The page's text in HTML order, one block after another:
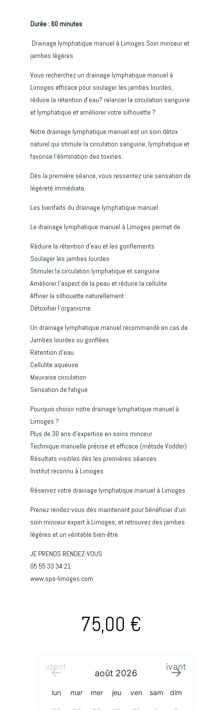
Durée : 60 minutes
Drainage lymphatique manuel à Limoges Soin minceur et
jambes légères
Vous recherchez un drainage lymphatique manuel à
Limoges efficace pour soulager les jambes lourdes,
réduire la rétention d’eau? relancer la circulation sanguine
et lymphatique et améliorer votre silhouette ?
Notre drainage lymphatique manuel est un soin détox
naturel qui stimule la circulation sanguine, lymphatique et
favorise l’élimination des toxines.
Dès la première séance, vous ressentez une sensation de
légèreté immédiate.
Les bienfaits du drainage lymphatique manuel
Le drainage lymphatique manuel à Limoges permet de :
Réduire la rétention d’eau et les gonflements
Soulager les jambes lourdes
Stimuler la circulation lymphatique et sanguine
Améliorer l’aspect de la peau et réduire la cellulite
Affiner la silhouette naturellement
Détoxifier l’organisme
Un drainage lymphatique manuel recommandé en cas de :
Jambes lourdes ou gonflées
Rétention d’eau
Cellulite aqueuse
Mauvaise circulation
Sensation de fatigue
Pourquoi choisir notre drainage lymphatique manuel à
Limoges ?
Plus de 30 ans d’expertise en soins minceur
Technique manuelle précise et efficace (métode Vodder)
Résultats visibles dès les premières séances
Institut reconnu à Limoges
Réservez votre drainage lymphatique manuel à Limoges
Prenez rendez-vous dès maintenant pour bénéficier d’un
soin minceur expert à Limoges, et retrouvez des jambes
légères et un véritable bien-être.
JE PRENDS RENDEZ-VOUS
05 55 33 34 21
www.spa-limoges.com
75,00 €
Précédent Suivant
août 2026
lun mar mer jeu ven sam dim